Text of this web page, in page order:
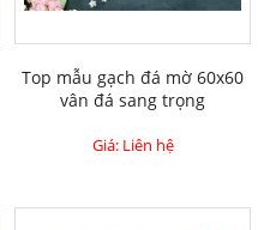
Top mẫu gạch đá mờ 60x60
vân đá sang trọng
Giá: Liên hệ